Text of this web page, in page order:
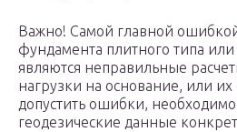
Важно! Самой главной
фундамента плитного типа
являются неправильные
нагрузки на основание, или их
допустить ошибки,
геодезические данные